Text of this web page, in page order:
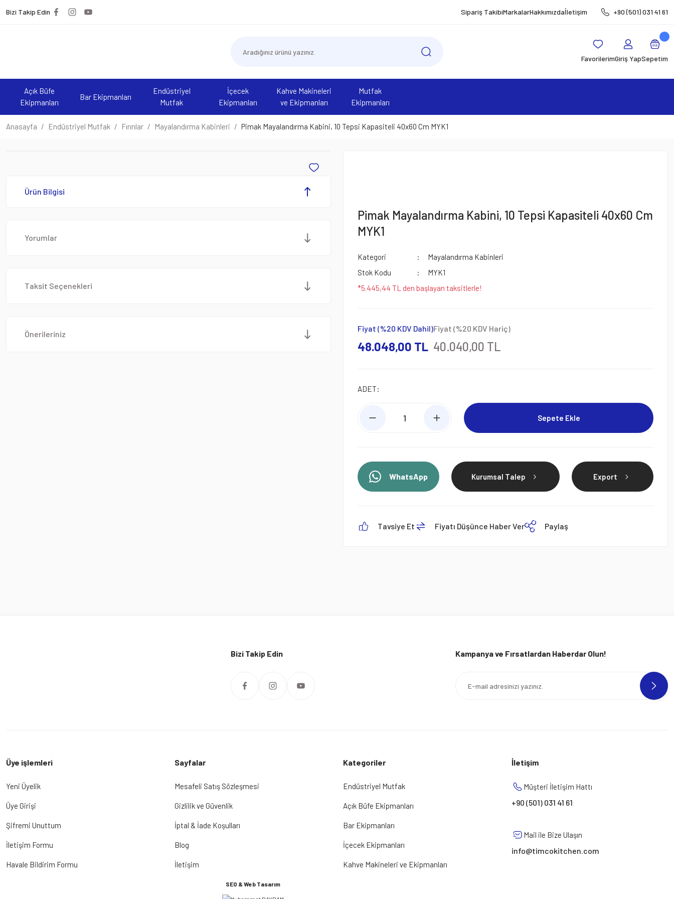
Bizi Takip Edin Sipariş TakibiMarkalarHakkımızdaİletişim +90 (501) 031 41 61
FavorilerimGiriş YapSepetim
Açık Büfe
Ekipmanları
Bar Ekipmanları
Endüstriyel
Mutfak
İçecek
Ekipmanları
Kahve Makineleri
ve Ekipmanları
Mutfak
Ekipmanları
Anasayfa Endüstriyel Mutfak Fırınlar Mayalandırma Kabinleri Pimak Mayalandırma Kabini, 10 Tepsi Kapasiteli 40x60 Cm MYK1
Ürün Bilgisi
Yorumlar
Taksit Seçenekleri
Önerileriniz
Pimak Mayalandırma Kabini, 10 Tepsi Kapasiteli 40x60 Cm
MYK1
Kategori
Mayalandırma Kabinleri
Stok Kodu
MYK1
*5.445,44 TL den başlayan taksitlerle!
Fiyat (%20 KDV Dahil)
48.048,00 TL
Fiyat (%20 KDV Hariç)
40.040,00 TL
ADET:
Sepete Ekle
WhatsApp Kurumsal Talep Export
Tavsiye Et Fiyatı Düşünce Haber Ver Paylaş
Bizi Takip Edin Kampanya ve Fırsatlardan Haberdar Olun!
Üye işlemleri
Yeni Üyelik
Üye Girişi
Şifremi Unuttum
İletişim Formu
Havale Bildirim Formu
Sayfalar
Mesafeli Satış Sözleşmesi
Gizlilik ve Güvenlik
İptal & İade Koşulları
Blog
İletişim
Kategoriler
Endüstriyel Mutfak
Açık Büfe Ekipmanları
Bar Ekipmanları
İçecek Ekipmanları
Kahve Makineleri ve Ekipmanları
SEO & Web Tasarım
İletişim
Müşteri İletişim Hattı
+90 (501) 031 41 61
Mail ile Bize Ulaşın
info@timcokitchen.com